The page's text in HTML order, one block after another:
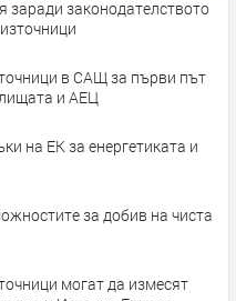
заради законодателството
в САЩ за първи път
и АЕЦ
на ЕК за енергетиката и
за добив на чиста
могат да измесят